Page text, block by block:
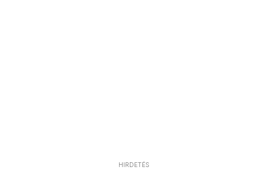
HIRDETÉS